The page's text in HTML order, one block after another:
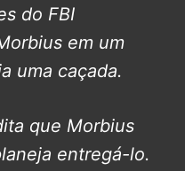
do FBI
em um
uma caçada.
que Morbius
entregá-lo.